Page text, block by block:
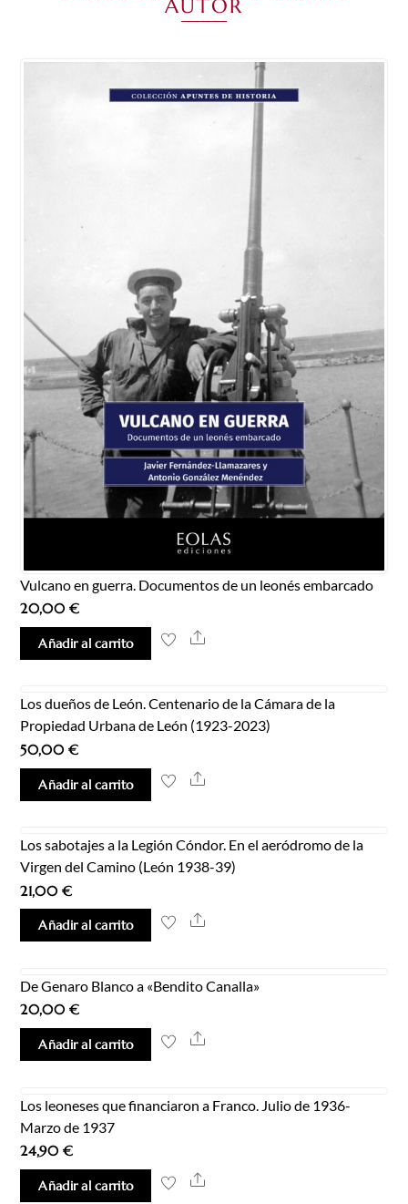
AUTOR
Vulcano en guerra. Documentos de un leonés embarcado
20,00€
Añadir al carrito Share
Los dueños de León. Centenario de la Cámara de la
Propiedad Urbana de León (1923-2023)
50,00€
Añadir al carrito Share
Los sabotajes a la Legión Cóndor. En el aeródromo de la
Virgen del Camino (León 1938-39)
21,00€
Añadir al carrito Share
De Genaro Blanco a «Bendito Canalla»
20,00€
Añadir al carrito Share
Los leoneses que financiaron a Franco. Julio de 1936-
Marzo de 1937
24,90€
Añadir al carrito Share